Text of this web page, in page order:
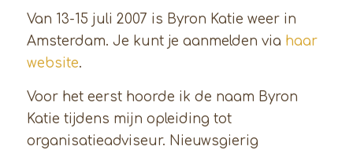
Van 13-15 juli 2007 is Byron Katie weer in
Amsterdam. Je kunt je aanmelden via haar
website.
Voor het eerst hoorde ik de naam Byron
Katie tijdens mijn opleiding tot
organisatieadviseur. Nieuwsgierig